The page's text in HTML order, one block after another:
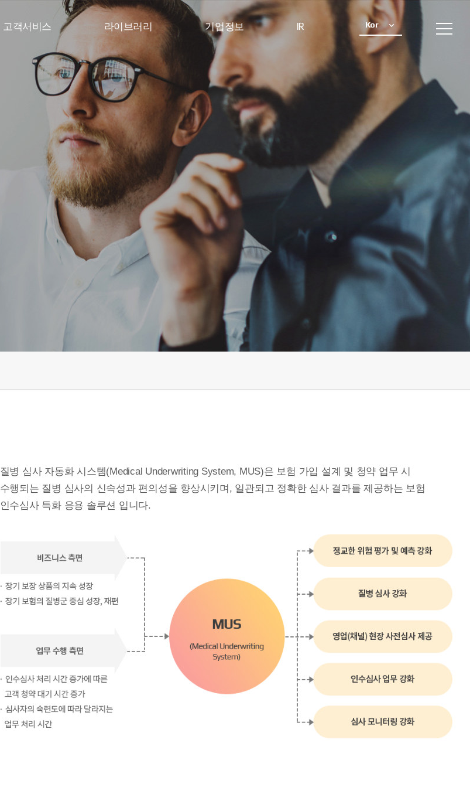
Kor
고객서비스 라이브러리 기업정보 IR
질병 심사 자동화 시스템(Medical Underwriting System, MUS)은 보험 가입 설계 및 청약 업무 시
수행되는 질병 심사의 신속성과 편의성을 향상시키며, 일관되고 정확한 심사 결과를 제공하는 보험
인수심사 특화 응용 솔루션 입니다.